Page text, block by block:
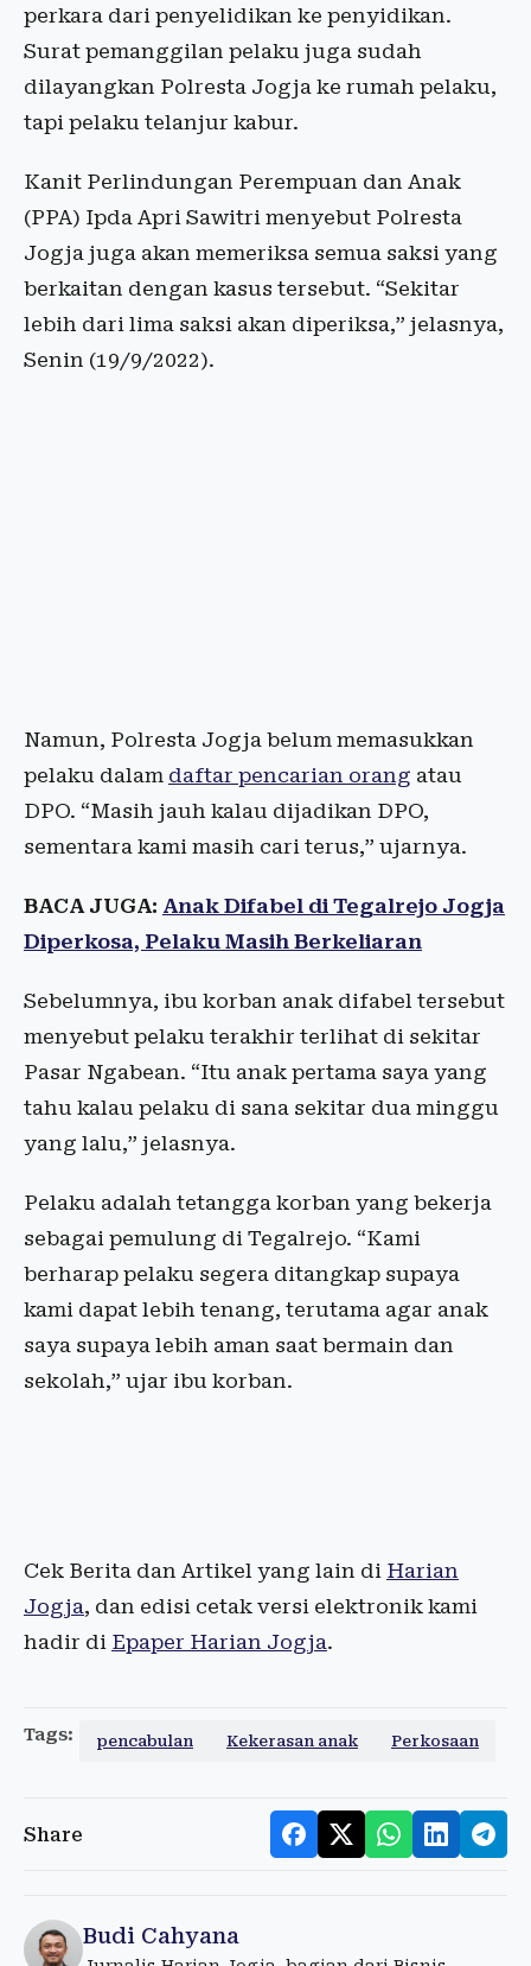
perkara dari penyelidikan ke penyidikan.
Surat pemanggilan pelaku juga sudah
dilayangkan Polresta Jogja ke rumah pelaku,
tapi pelaku telanjur kabur.
Kanit Perlindungan Perempuan dan Anak
(PPA) Ipda Apri Sawitri menyebut Polresta
Jogja juga akan memeriksa semua saksi yang
berkaitan dengan kasus tersebut. “Sekitar
lebih dari lima saksi akan diperiksa,” jelasnya,
Senin (19/9/2022).
Namun, Polresta Jogja belum memasukkan
pelaku dalam daftar pencarian orang atau
DPO. “Masih jauh kalau dijadikan DPO,
sementara kami masih cari terus,” ujarnya.
BACA JUGA: Anak Difabel di Tegalrejo Jogja
Diperkosa, Pelaku Masih Berkeliaran
Sebelumnya, ibu korban anak difabel tersebut
menyebut pelaku terakhir terlihat di sekitar
Pasar Ngabean. “Itu anak pertama saya yang
tahu kalau pelaku di sana sekitar dua minggu
yang lalu,” jelasnya.
Pelaku adalah tetangga korban yang bekerja
sebagai pemulung di Tegalrejo. “Kami
berharap pelaku segera ditangkap supaya
kami dapat lebih tenang, terutama agar anak
saya supaya lebih aman saat bermain dan
sekolah,” ujar ibu korban.
Cek Berita dan Artikel yang lain di Harian
Jogja, dan edisi cetak versi elektronik kami
hadir di Epaper Harian Jogja.
Tags: pencabulan Kekerasan anak Perkosaan
Share
Budi Cahyana